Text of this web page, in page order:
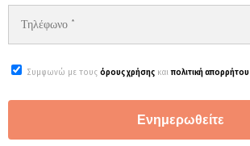
Συμφωνώ με τους όρους χρήσης καιπολιτική απορρήτου